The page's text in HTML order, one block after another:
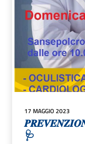
17 MAGGIO 2023
🩺